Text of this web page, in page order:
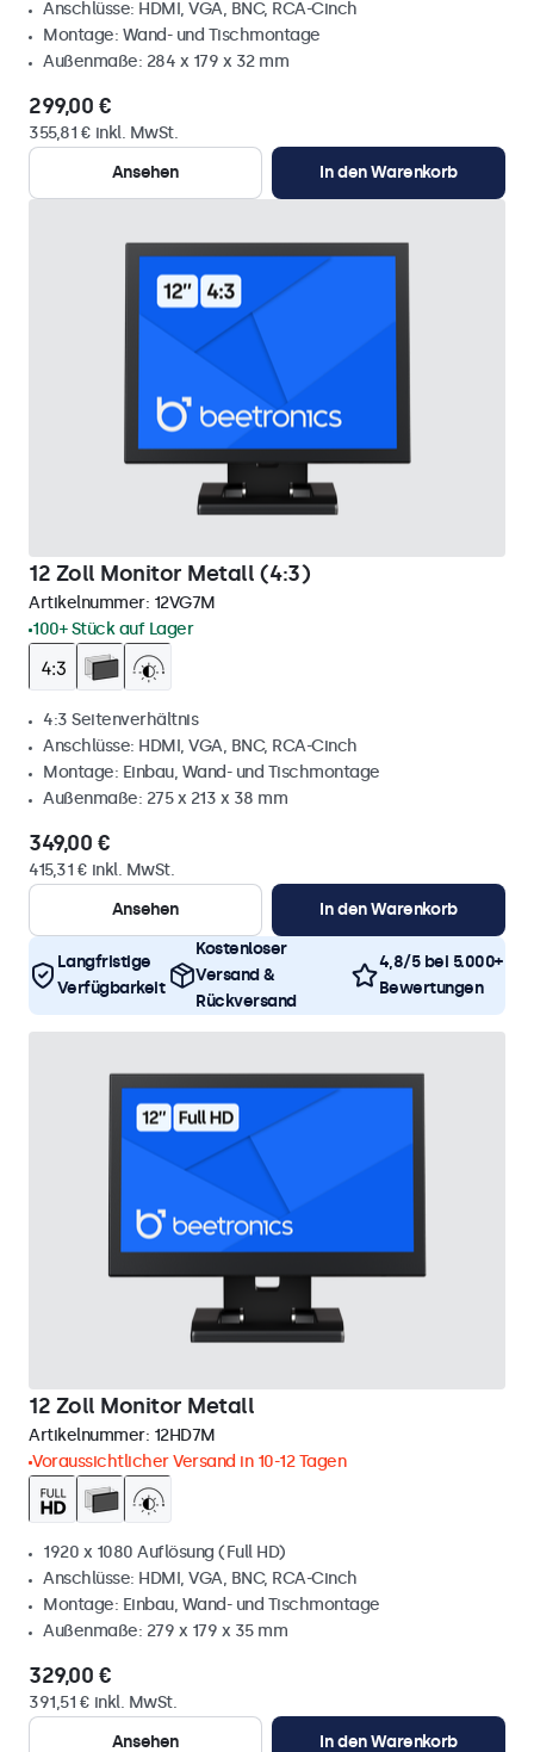
Anschlüsse: HDMI, VGA, BNC, RCA-Cinch
Montage: Wand- und Tischmontage
Außenmaße: 284 x 179 x 32 mm
299,00 €
355,81 € inkl. MwSt.
Ansehen
In den Warenkorb
12 Zoll Monitor Metall (4:3)
Artikelnummer: 12VG7M
100+ Stück auf Lager
4:3 Seitenverhältnis
Anschlüsse: HDMI, VGA, BNC, RCA-Cinch
Montage: Einbau, Wand- und Tischmontage
Außenmaße: 275 x 213 x 38 mm
349,00 €
415,31 € inkl. MwSt.
Ansehen
In den Warenkorb
Langfristige
Verfügbarkeit
Kostenloser
Versand &
Rückversand
4,8/5 bei 5.000+
Bewertungen
12 Zoll Monitor Metall
Artikelnummer: 12HD7M
Voraussichtlicher Versand in 10-12 Tagen
1920 x 1080 Auflösung (Full HD)
Anschlüsse: HDMI, VGA, BNC, RCA-Cinch
Montage: Einbau, Wand- und Tischmontage
Außenmaße: 279 x 179 x 35 mm
329,00 €
391,51 € inkl. MwSt.
Ansehen
In den Warenkorb